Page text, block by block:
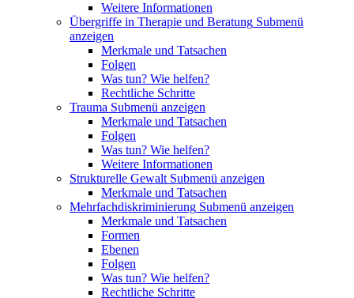
Weitere Informationen
Übergriffe in Therapie und Beratung Submenü
anzeigen
Merkmale und Tatsachen
Folgen
Was tun? Wie helfen?
Rechtliche Schritte
Trauma Submenü anzeigen
Merkmale und Tatsachen
Folgen
Was tun? Wie helfen?
Weitere Informationen
Strukturelle Gewalt Submenü anzeigen
Merkmale und Tatsachen
Mehrfachdiskriminierung Submenü anzeigen
Merkmale und Tatsachen
Formen
Ebenen
Folgen
Was tun? Wie helfen?
Rechtliche Schritte